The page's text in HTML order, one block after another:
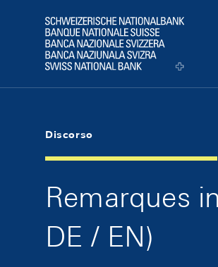
Logo
Discorso
Remarques
DE / EN)